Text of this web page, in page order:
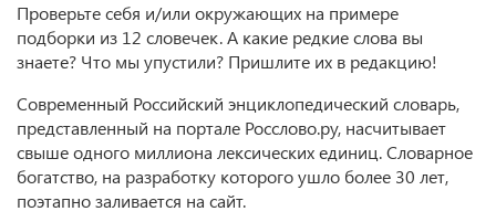
Проверьте себя и/или окружающих на примере
подборки из 12 словечек. А какие редкие слова вы
знаете? Что мы упустили? Пришлите их в редакцию!
Современный Российский энциклопедический словарь,
представленный на портале Росслово.ру, насчитывает
свыше одного миллиона лексических единиц. Словарное
богатство, на разработку которого ушло более 30 лет,
поэтапно заливается на сайт.